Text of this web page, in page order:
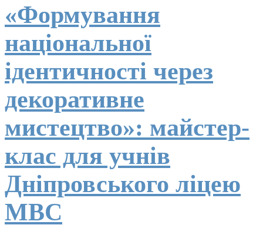
«Формування
національної
ідентичності через
декоративне
мистецтво»: майстер-
клас для учнів
Дніпровського ліцею
МВС